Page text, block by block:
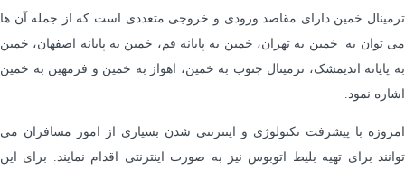
ترمینال خمین دارای مقاصد ورودی و خروجی متعددی است که از جمله آن ها
می توان به خمین به تهران، خمین به پایانه قم، خمین به پایانه اصفهان، خمین
به پایانه اندیمشک، ترمینال جنوب به خمین، اهواز به خمین و فرمهین به خمین
اشاره نمود.
امروزه با پیشرفت تکنولوژی و اینترنتی شدن بسیاری از امور مسافران می
توانند برای تهیه بلیط اتوبوس نیز به صورت اینترنتی اقدام نمایند. برای این